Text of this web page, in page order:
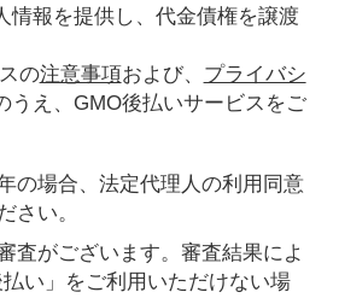
情報を提供し、代金債権を譲渡
の注意事項および、 プライバシ
うえ、GMO後払いサービスをご
の場合、法定代理人の利用同意
さい。
査がございます。審査結果によ
い」をご利用いただけない場